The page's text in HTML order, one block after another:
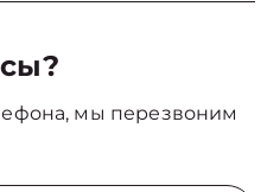
мы перезвоним